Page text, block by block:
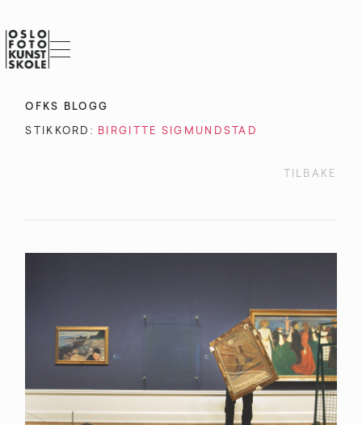
OFKS BLOGG
STIKKORD: BIRGITTE SIGMUNDSTAD
TILBAKE